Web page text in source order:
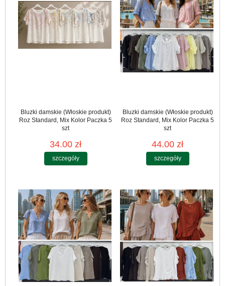
Bluzki damskie (Włoskie produkt)
Roz Standard, Mix Kolor Paczka 5
szt
34.00 zł
szczegóły
Bluzki damskie (Włoskie produkt)
Roz Standard, Mix Kolor Paczka 5
szt
44.00 zł
szczegóły